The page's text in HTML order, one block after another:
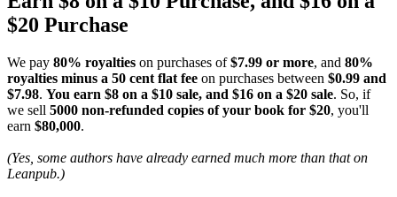
$20 Purchase
We pay 80% royalties on purchases of$7.99 or more, and 80%
royalties minus a 50 cent flat fee on purchases between $0.99 and
$7.98. You earn $8 on a $10 sale, and $16 on a $20 sale. So, if
we sell 5000 non-refunded copies of your book for $20, you'll
earn $80,000.
(Yes, some authors have already earned much more than that on
Leanpub.)